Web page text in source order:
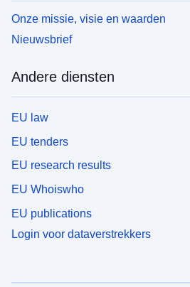
Onze missie, visie en waarden
Nieuwsbrief
Andere diensten
EU law
EU tenders
EU research results
EU Whoiswho
EU publications
Login voor dataverstrekkers